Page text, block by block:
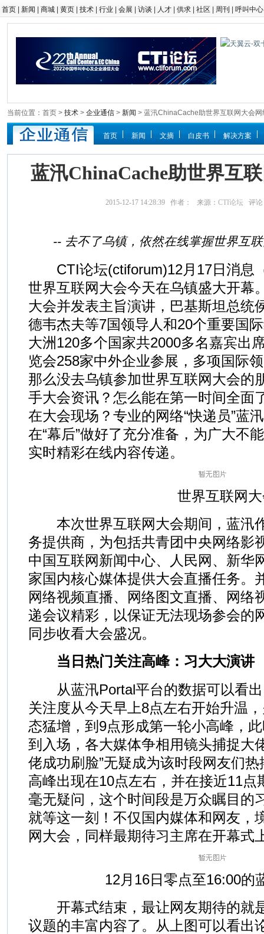
首页 新闻 商城 黄页 技术 行业 会展 访谈 人才 供求 社区 周刊 呼叫中心
当前位置：首页 > 技术 > 企业通信 > 新闻 > 蓝汛ChinaCache助世界互联网大会网
首页 新闻 文摘 白皮书 解决方案
蓝汛ChinaCache助世界互
2015-12-17 14:28:39 作者： 来源： CTI论坛 评论
-- 去不了乌镇，依然在线掌握世界互联
CTI论坛(ctiforum)12月17日消息
世界互联网大会今天在乌镇盛大开幕
大会并发表主旨演讲，巴基斯坦总统
德韦杰夫等7国领导人和20个重要国
大洲120多个国家共2000多名嘉宾出
览会258家中外企业参展，多项国际
那么没去乌镇参加世界互联网大会的
手大会资讯？怎么能在第一时间全面
在大会现场？专业的网络“快递员”蓝
在“幕后”做好了充分准备，为广大不
实时精彩在线内容传递。
世界互联网大
本次世界互联网大会期间，蓝汛
务提供商，为包括共青团中央网络影
中国互联网新闻中心、人民网、新华
家国内核心媒体提供大会直播任务。
网络视频直播、网络图文直播、网络
递会议精彩，以保证无法现场参会的
同步收看大会盛况。
当日热门关注高峰：习大大演讲
从蓝汛Portal平台的数据可以看出
关注度从今天早上8点左右开始升温
态猛增，到9点形成第一轮小高峰，
到入场，各大媒体争相用镜头捕捉大
佬成功刷脸”无疑成为该时段网友们
高峰出现在10点左右，并在接近11点
毫无疑问，这个时间段是万众瞩目的
就等这一刻！不仅国内媒体和网友，
网大会，同样最期待习主席在开幕式
12月16日零点至16:00的
开幕式结束，最让网友期待的就
议题的丰富内容了。从上图可以看出